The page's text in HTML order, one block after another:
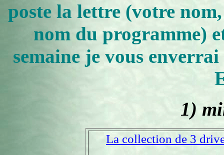
poste la lettre (votre
nom du programme)
semaine je vous
1)
La collection de 3